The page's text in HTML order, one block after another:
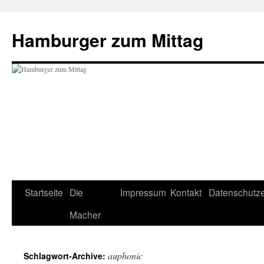
Hamburger zum Mittag
Zum
Startseite Die
Macher
Impressum Kontakt
Schlagwort-Archive: auphonic